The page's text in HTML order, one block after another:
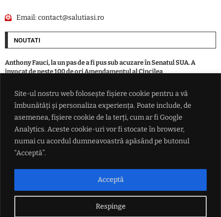
Site-ul nostru web folosește fișiere cookie pentru a vă
îmbunătăți și personaliza experiența. Poate include, de
asemenea, fișiere cookie de la terți, cum ar fi Google
Analytics. Aceste cookie-uri vor fi stocate în browser,
numai cu acordul dumneavoastră apăsând pe butonul
“Acceptă”.
Respinge
Acceptă
Email:contact@salutiasi.ro
NOUTATI
Anthony Fauci, la un pas de a fi pus sub acuzare în Senatul SUA. A
invocat de peste 100 de ori Amendamentul al Cincilea
Intervenție de urgență în centrul Pașcaniului. Un șofer de taxi a fost
resuscitat de echipajele medicale – FOTO
Șeful Parlamentului iranian îl ironizează pe Trump și îl acuză de
'diplomație de teatru': 'Urmează un atac masiv… stați, nu, vor să
negocieze'
Incendiu la o locuință din Boșteni, municipiul Pașcani. Intervenție a